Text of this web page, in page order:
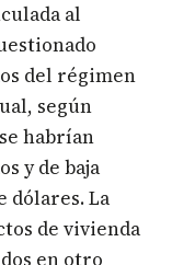
al
del régimen
según
habrían
y de baja
dólares. La
de vivienda
en otro